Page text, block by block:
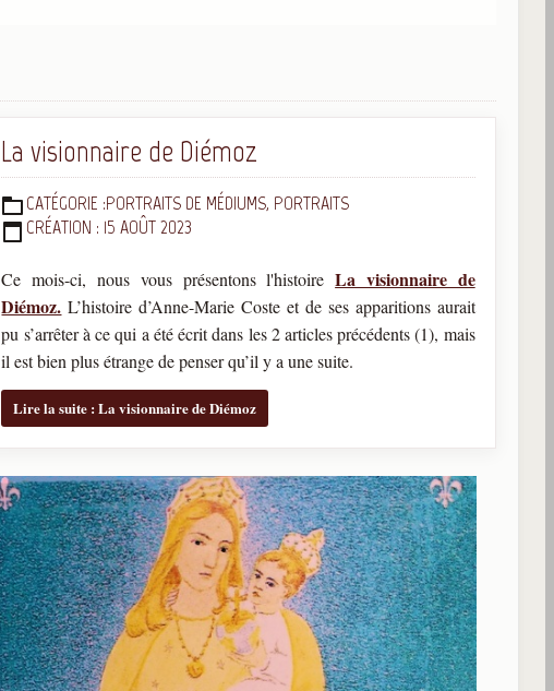
La visionnaire de Diémoz
DÉTAILS
CATÉGORIE :PORTRAITS DE MÉDIUMS, PORTRAITS
CRÉATION : 15 AOÛT 2023
Ce mois-ci, nous vous présentons l'histoireLa visionnaire de
Diémoz. L’histoire d’Anne-Marie Coste et de ses apparitions aurait
pu s’arrêter à ce qui a été écrit dans les 2 articles précédents (1), mais
il est bien plus étrange de penser qu’il y a une suite.
Lire la suite : La visionnaire de Diémoz